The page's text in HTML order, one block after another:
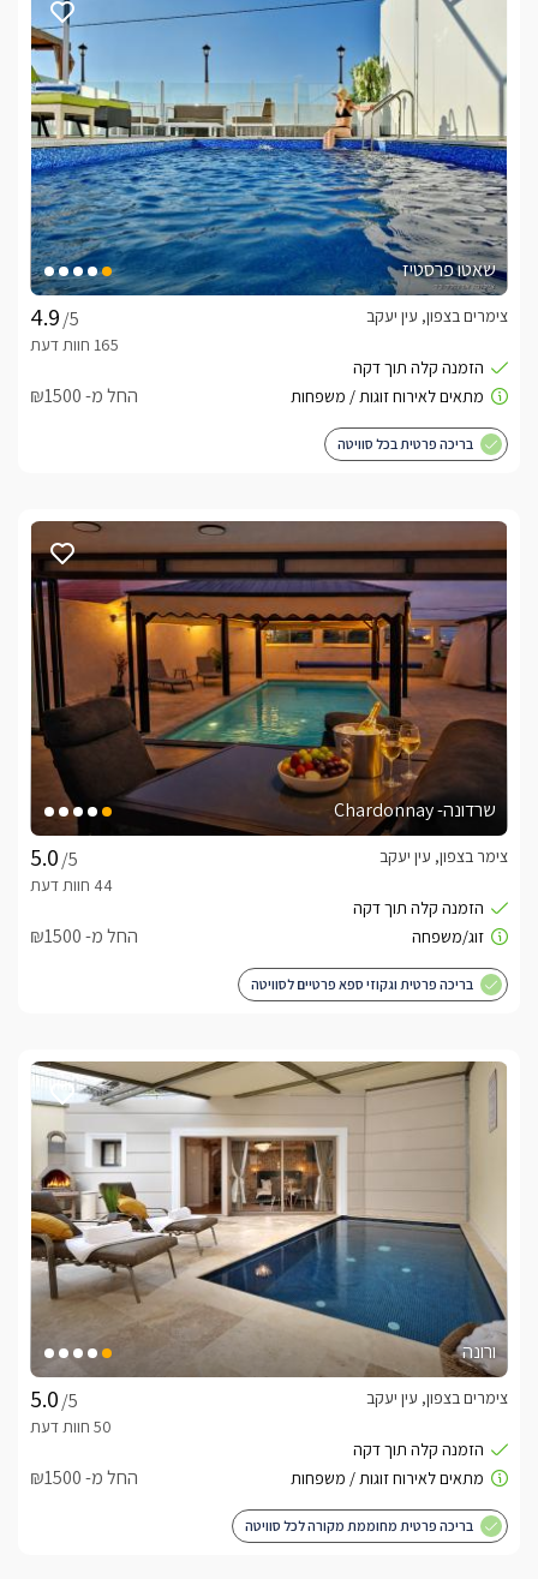
שאטו פרסטיז
/5
צימרים בצפון, עין יעקב
החל מ- ₪1500
בריכה פרטית בכל סוויטה
שרדונה- Chardonnay
/5
צימר בצפון, עין יעקב
החל מ- ₪1500
בריכה פרטית וגקוזי ספא פרטיים לסוויטה
ורונה
/5
צימרים בצפון, עין יעקב
החל מ- ₪1500
בריכה פרטית מחוממת מקורה לכל סוויטה